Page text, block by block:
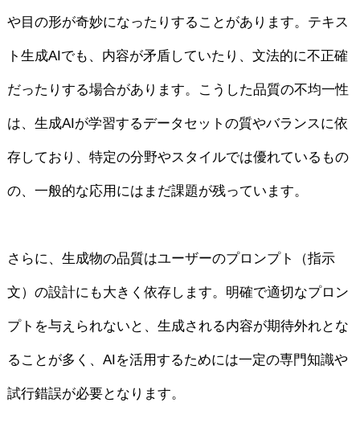
や目の形が奇妙になったりすることがあります。テキス
ト生成AIでも、内容が矛盾していたり、文法的に不正確
だったりする場合があります。こうした品質の不均一性
は、生成AIが学習するデータセットの質やバランスに依
存しており、特定の分野やスタイルでは優れているもの
の、一般的な応用にはまだ課題が残っています。
さらに、生成物の品質はユーザーのプロンプト（指示
文）の設計にも大きく依存します。明確で適切なプロン
プトを与えられないと、生成される内容が期待外れとな
ることが多く、AIを活用するためには一定の専門知識や
試行錯誤が必要となります。